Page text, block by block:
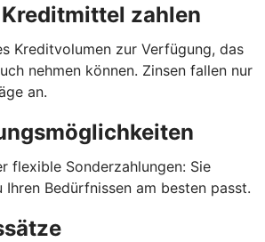
zahlen
Kreditvolumen zur Verfügung, das
nehmen können. Zinsen fallen nur
an.
flexible Sonderzahlungen: Sie
Ihren Bedürfnissen am besten passt.